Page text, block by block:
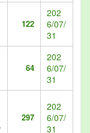
122
202
6/07/
31
64
202
6/07/
31
297
202
6/07/
31